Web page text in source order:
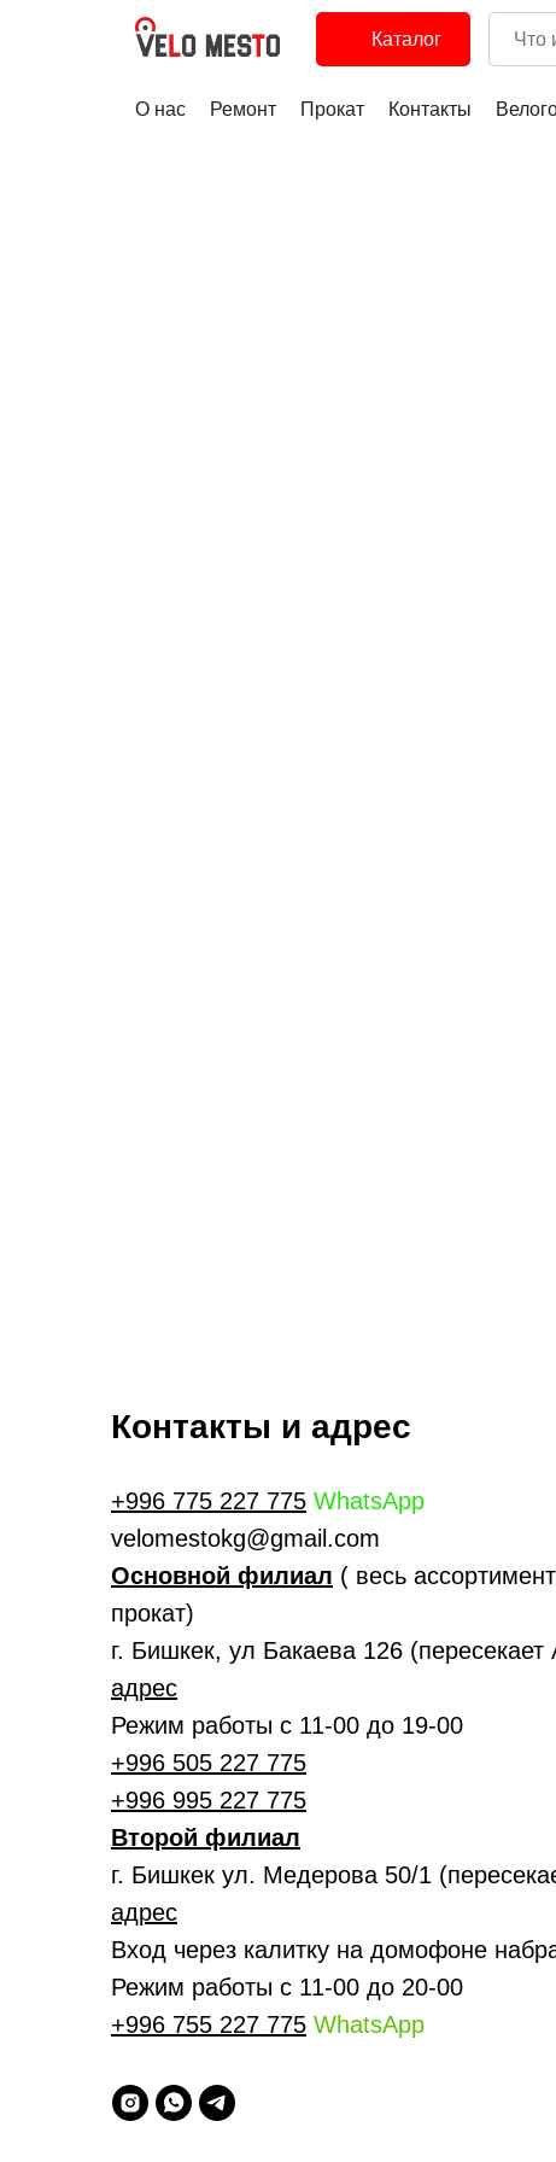
Каталог
О нас Ремонт Прокат Контакты
Контакты и адрес
+996 775 227 775 WhatsApp
velomestokg@gmail.com
Основной филиал ( весь
прокат)
г. Бишкек, ул Бакаева 126 (пересекает
адрес
Режим работы с 11-00 до 19-00
+996 505 227 775
+996 995 227 775
Второй филиал
г. Бишкек ул. Медерова 50/1
адрес
Вход через калитку на домофоне
Режим работы с 11-00 до 20-00
+996 755 227 775 WhatsApp